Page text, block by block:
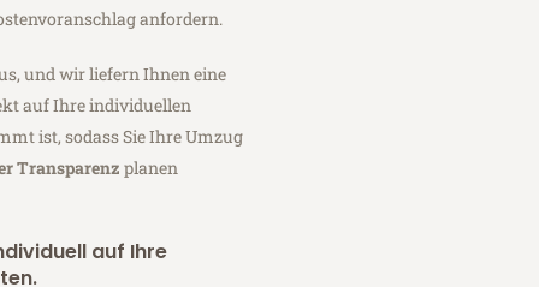
anfordern.
und wir liefern Ihnen eine
auf Ihre individuellen
ist, sodass Sie Ihre Umzug
Transparenz planen
auf Ihre